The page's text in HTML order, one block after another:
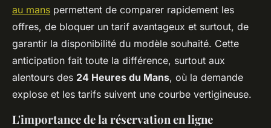
au mans permettent de comparer rapidement les
offres, de bloquer un tarif avantageux et surtout, de
garantir la disponibilité du modèle souhaité. Cette
anticipation fait toute la différence, surtout aux
alentours des 24 Heures du Mans, où la demande
explose et les tarifs suivent une courbe vertigineuse.
L'importance de la réservation en ligne